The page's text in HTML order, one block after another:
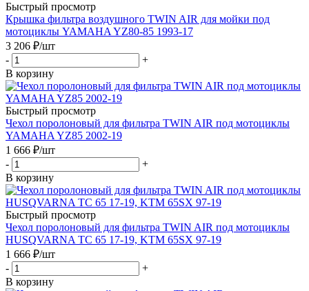
Быстрый просмотр
Крышка фильтра воздушного TWIN AIR для мойки под
мотоциклы YAMAHA YZ80-85 1993-17
3 206 ₽/шт
-
+
В корзину
Быстрый просмотр
Чехол поролоновый для фильтра TWIN AIR под мотоциклы
YAMAHA YZ85 2002-19
1 666 ₽/шт
-
+
В корзину
Быстрый просмотр
Чехол поролоновый для фильтра TWIN AIR под мотоциклы
HUSQVARNA TC 65 17-19, KTM 65SX 97-19
1 666 ₽/шт
-
+
В корзину